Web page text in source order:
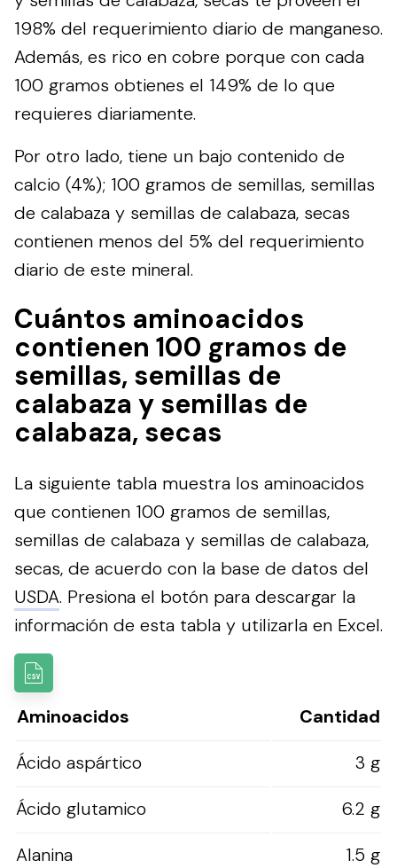
198% del requerimiento diario de manganeso.
Además, es rico en cobre porque con cada
100 gramos obtienes el 149% de lo que
requieres diariamente.
Por otro lado, tiene un bajo contenido de
calcio (4%); 100 gramos de semillas, semillas
de calabaza y semillas de calabaza, secas
contienen menos del 5% del requerimiento
diario de este mineral.
Cuántos aminoacidos
contienen 100 gramos de
semillas, semillas de
calabaza y semillas de
calabaza, secas
La siguiente tabla muestra los aminoacidos
que contienen 100 gramos de semillas,
semillas de calabaza y semillas de calabaza,
secas, de acuerdo con la base de datos del
USDA. Presiona el botón para descargar la
información de esta tabla y utilizarla en Excel.
Aminoacidos
Cantidad
Ácido aspártico
3 g
Ácido glutamico
6.2 g
Alanina
1.5 g